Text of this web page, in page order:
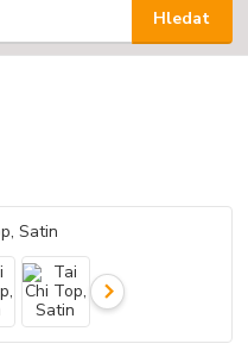
Hledat